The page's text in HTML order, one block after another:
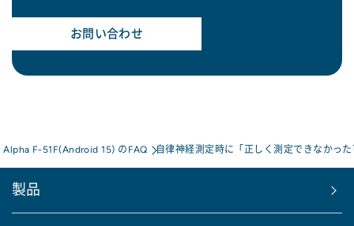
お問い合わせ
Alpha F-51F(Android 15) のFAQ 自律神経測定時に「正しく測定できなかっ
製品